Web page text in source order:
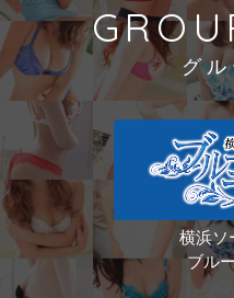
グ
横浜ソ
ブル